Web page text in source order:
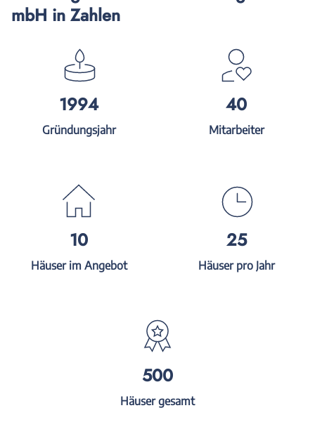
mbH in Zahlen
1994
Gründungsjahr
40
Mitarbeiter
10
Häuser im Angebot
25
Häuser pro Jahr
500
Häuser gesamt